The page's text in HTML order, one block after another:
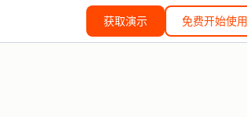
获取演示 免费开始使用